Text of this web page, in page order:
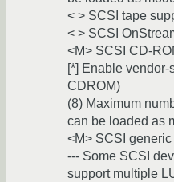
< > SCSI tape
< > SCSI
<M> SCSI CD-
[*] Enable vendor-
CDROM)
(8) Maximum
can be loaded as
<M> SCSI
--- Some SCSI
support multiple